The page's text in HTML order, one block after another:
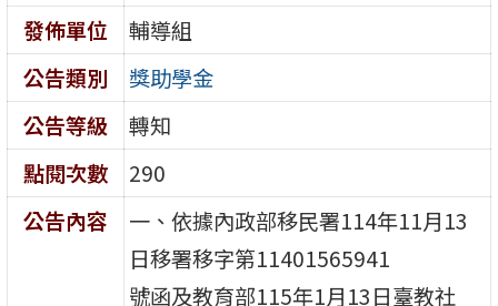
發佈單位
輔導組
公告類別
獎助學金
公告等級
轉知
點閱次數
290
公告內容
一、依據內政部移民署114年11月13
日移署移字第11401565941
號函及教育部115年1月13日臺教社